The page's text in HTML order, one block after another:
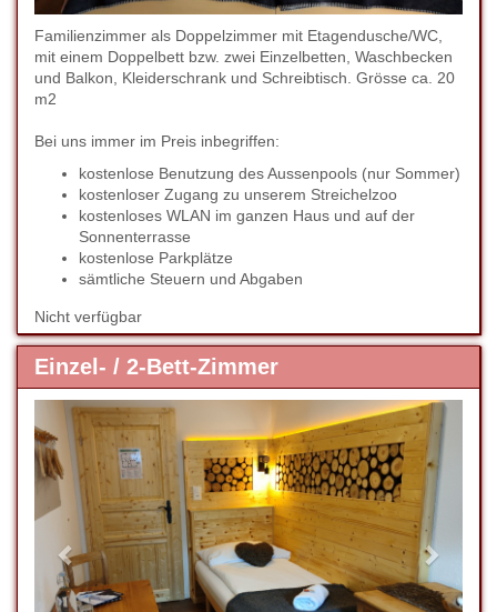
Familienzimmer als Doppelzimmer mit Etagendusche/WC,
mit einem Doppelbett bzw. zwei Einzelbetten, Waschbecken
und Balkon, Kleiderschrank und Schreibtisch. Grösse ca. 20
m2
Bei uns immer im Preis inbegriffen:
kostenlose Benutzung des Aussenpools (nur Sommer)
kostenloser Zugang zu unserem Streichelzoo
kostenloses WLAN im ganzen Haus und auf der
Sonnenterrasse
kostenlose Parkplätze
sämtliche Steuern und Abgaben
Nicht verfügbar
Einzel- / 2-Bett-Zimmer
Previous
Next